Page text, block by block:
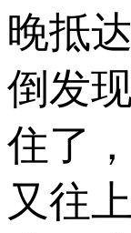
晚抵
倒发
住了
又往